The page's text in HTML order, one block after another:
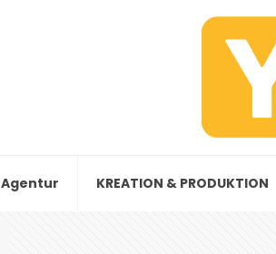
Agentur KREATION & PRODUKTION